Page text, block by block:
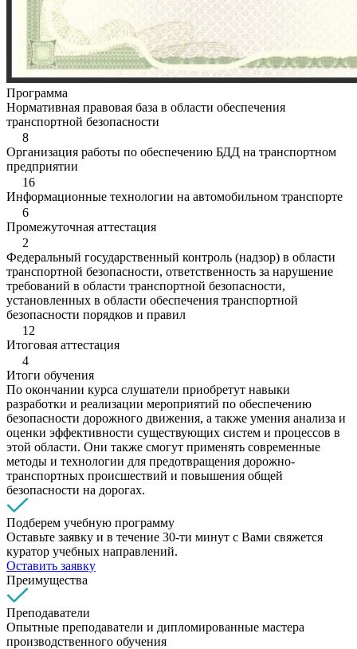
Программа
Нормативная правовая база в области обеспечения
транспортной безопасности
8
Организация работы по обеспечению БДД на транспортном
предприятии
16
Информационные технологии на автомобильном транспорте
6
Промежуточная аттестация
2
Федеральный государственный контроль (надзор) в области
транспортной безопасности, ответственность за нарушение
требований в области транспортной безопасности,
установленных в области обеспечения транспортной
безопасности порядков и правил
12
Итоговая аттестация
4
Итоги обучения
По окончании курса слушатели приобретут навыки
разработки и реализации мероприятий по обеспечению
безопасности дорожного движения, а также умения анализа и
оценки эффективности существующих систем и процессов в
этой области. Они также смогут применять современные
методы и технологии для предотвращения дорожно-
транспортных происшествий и повышения общей
безопасности на дорогах.
Подберем учебную программу
Оставьте заявку и в течение 30-ти минут с Вами свяжется
куратор учебных направлений.
Оставить заявку
Преимущества
Преподаватели
Опытные преподаватели и дипломированные мастера
производственного обучения